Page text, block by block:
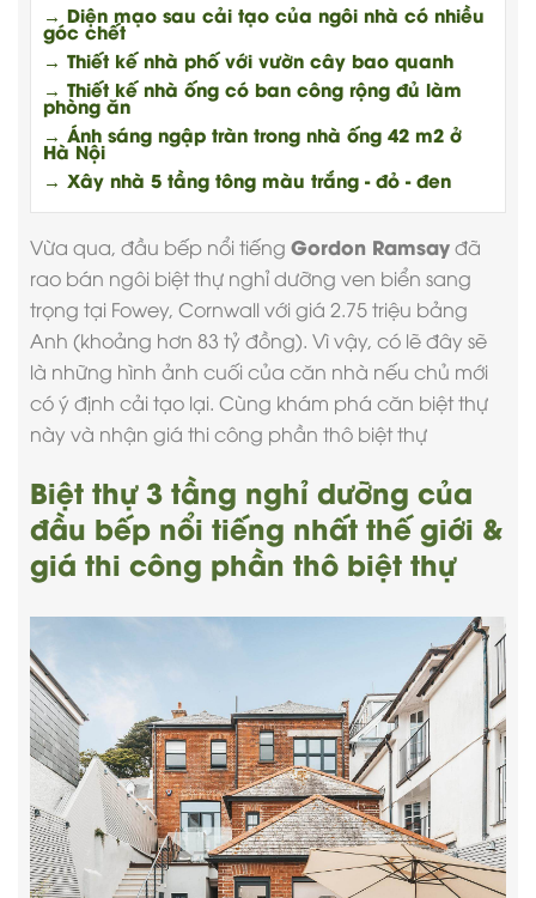
→ Diện mạo sau cải tạo của ngôi nhà có nhiều
góc chết
→ Thiết kế nhà phố với vườn cây bao quanh
→ Thiết kế nhà ống có ban công rộng đủ làm
phòng ăn
→ Ánh sáng ngập tràn trong nhà ống 42 m2 ở
Hà Nội
→ Xây nhà 5 tầng tông màu trắng - đỏ - đen
Vừa qua, đầu bếp nổi tiếng Gordon Ramsayđã
rao bán ngôi biệt thự nghỉ dưỡng ven biển sang
trọng tại Fowey, Cornwall với giá 2.75 triệu bảng
Anh (khoảng hơn 83 tỷ đồng). Vì vậy, có lẽ đây sẽ
là những hình ảnh cuối của căn nhà nếu chủ mới
có ý định cải tạo lại. Cùng khám phá căn biệt thự
này và nhận giá thi công phần thô biệt thự
Biệt thự 3 tầng nghỉ dưỡng của
đầu bếp nổi tiếng nhất thế giới &
giá thi công phần thô biệt thự